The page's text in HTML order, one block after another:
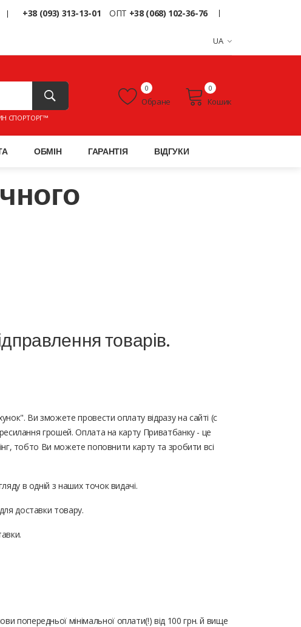
+38 (093) 313-13-01 ОПТ +38 (068) 102-36-76
UA
СПОРТОРГ™
Обране
0
Кошик
0
ОБМІН ГАРАНТІЯ ВІДГУКИ
товарів.
Ви зможете провести оплату відразу на сайті (c
грошей. Оплата на карту Приватбанку - це
тобто Ви можете поповнити карту та зробити всі
в одній з наших точок видачі.
доставки товару.
попередньої мінімальної оплати(!) від 100 грн. й вище